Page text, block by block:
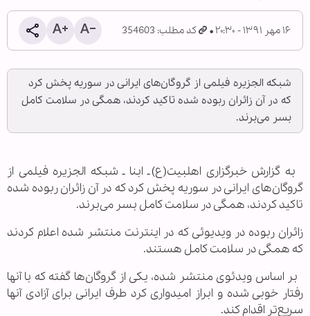
۱۶ مهر ۱۳۹۱ - ۲۰:۳۰ کد مطلب: 354603
شبکه الجزیره فیلمی از گروگان‌های ایرانی در سوریه پخش کرد
که در آن زائران ربوده شده تاکید کردند، همگی در سلامت کامل
بسر می‌برند.
به گزارش خبرگزاری اهل‎بیت(ع) ـ ابنا ـ شبکه الجزیره فیلمی از
گروگان‌های ایرانی در سوریه پخش کرد که در آن زائران ربوده شده
تاکید کردند، همگی در سلامت کامل بسر می‌برند.
زائران ربوده در ویدیوئی که در اینترنت منتشر شده اعلام کردند
که همگی در سلامت کامل هستند.
بر اساس ویدئوی منتشر شده، یکی از گروگان‌ها گفته که با آنها
رفتار خوبی شده و ابراز امیدواری کرد طرف ایرانی برای آزادی آنها
سریع‌تر اقدام کند.